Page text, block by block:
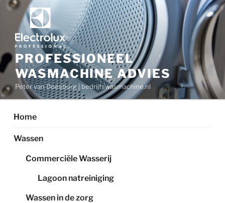
Ga
inhoud
PROFESSIONEEL
WASMACHINE ADVIES
Peter van Doesburg | bedrijfswasmachine.nl
Home
Wassen
Commerciële Wasserij
Lagoon natreiniging
Wassen in de zorg